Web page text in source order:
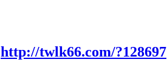
http://twlk66.com/?128697